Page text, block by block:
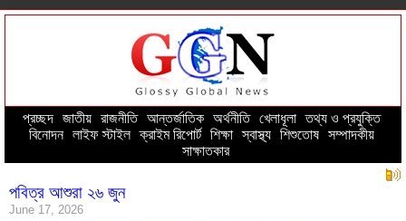
প্রচ্ছদ-- জাতীয়-- রাজনীতি-- আন্তর্জাতিক-- অর্থনীতি-- খেলাধূলা--তথ্য ও প্রযুক্তি--
বিনোদন-- লাইফ স্টাইল--ক্রাইম রিপোর্ট-- শিক্ষা--স্বাস্থ্য-- শিশুতোষ-- সম্পাদকীয়--
সাক্ষাতকার
পবিত্র আশুরা ২৬ জুন
June 17, 2026